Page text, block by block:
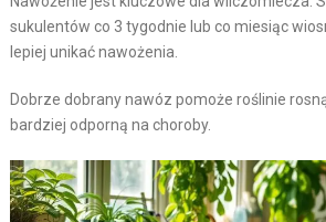
sukulentów co 3 tygodnie lub co miesiąc
lepiej unikać nawożenia.
Dobrze dobrany nawóz pomoże roślinie
bardziej odporną na choroby.